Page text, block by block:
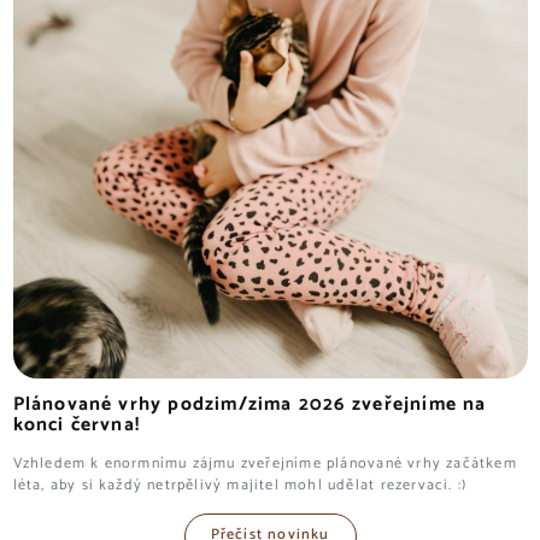
Plánované vrhy podzim/zima 2026 zveřejníme na
konci června!
Vzhledem k enormnímu zájmu zveřejníme plánované vrhy začátkem
léta, aby si každý netrpělivý majitel mohl udělat rezervaci. :)